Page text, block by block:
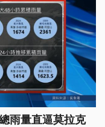
雨量直逼莫拉克